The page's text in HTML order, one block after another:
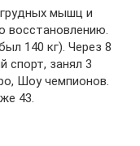
мышц и
восстановлению.
140 кг). Через 8
спорт, занял 3
Шоу чемпионов.
43.